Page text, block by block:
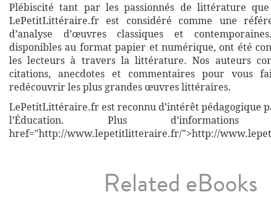
Plébiscité tant par les passionnés de littérature
LePetitLittéraire.fr est considéré comme une
d’analyse d’œuvres classiques et
disponibles au format papier et numérique, ont été
les lecteurs à travers la littérature. Nos auteurs
citations, anecdotes et commentaires pour vous
redécouvrir les plus grandes œuvres littéraires.
LePetitLittéraire.fr est reconnu d’intérêt pédagogique
l’Éducation. Plus
href="http://www.lepetitlitteraire.fr/">http://
Related eBooks